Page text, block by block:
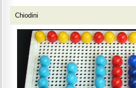
Chiodini